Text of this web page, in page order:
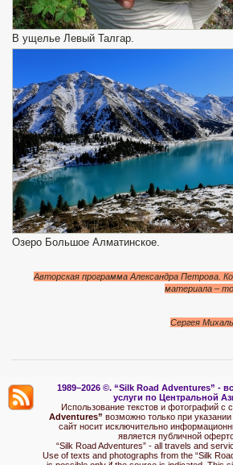
В ущелье Левый Талгар.
Озеро Большое Алматинское.
Авторская программа Александра Петрова.
материала –
Сергея
1989–2026 ©. “Silk Road Adventures” - вс
услуги по Центральной
Использование текстов и фотографий с
Adventures” возможно только при
сайт носит исключительно
является публичной
“Silk Road Adventures” - all travels and
Use of texts and photographs from the “Silk